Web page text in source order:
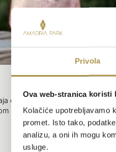
Privola
Ova web-stranica koristi
Kolačiće upotrebljavamo
promet. Isto tako,
analizu, a oni ih mogu
usluge.
obalni šarm i klasičnu
interijeru bara.